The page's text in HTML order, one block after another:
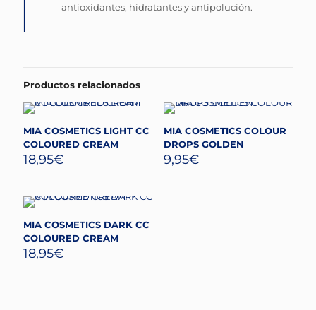
antioxidantes, hidratantes y antipolución.
Productos relacionados
MIA COSMETICS LIGHT CC
COLOURED CREAM
18,95€
MIA COSMETICS COLOUR
DROPS GOLDEN
9,95€
MIA COSMETICS DARK CC
COLOURED CREAM
18,95€